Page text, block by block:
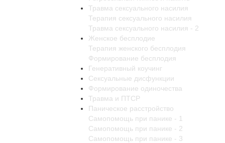
Травма сексуального насилия
Терапия сексуального насилия
Травма сексуального насилия - 2
Женское бесплодие
Терапия женского бесплодия
Формирование бесплодия
Генеративный коучинг
Сексуальные дисфункции
Формирование одиночества
Травма и ПТСР
Паническое расстройство
Самопомощь при панике - 1
Самопомощь при панике - 2
Самопомощь при панике - 3